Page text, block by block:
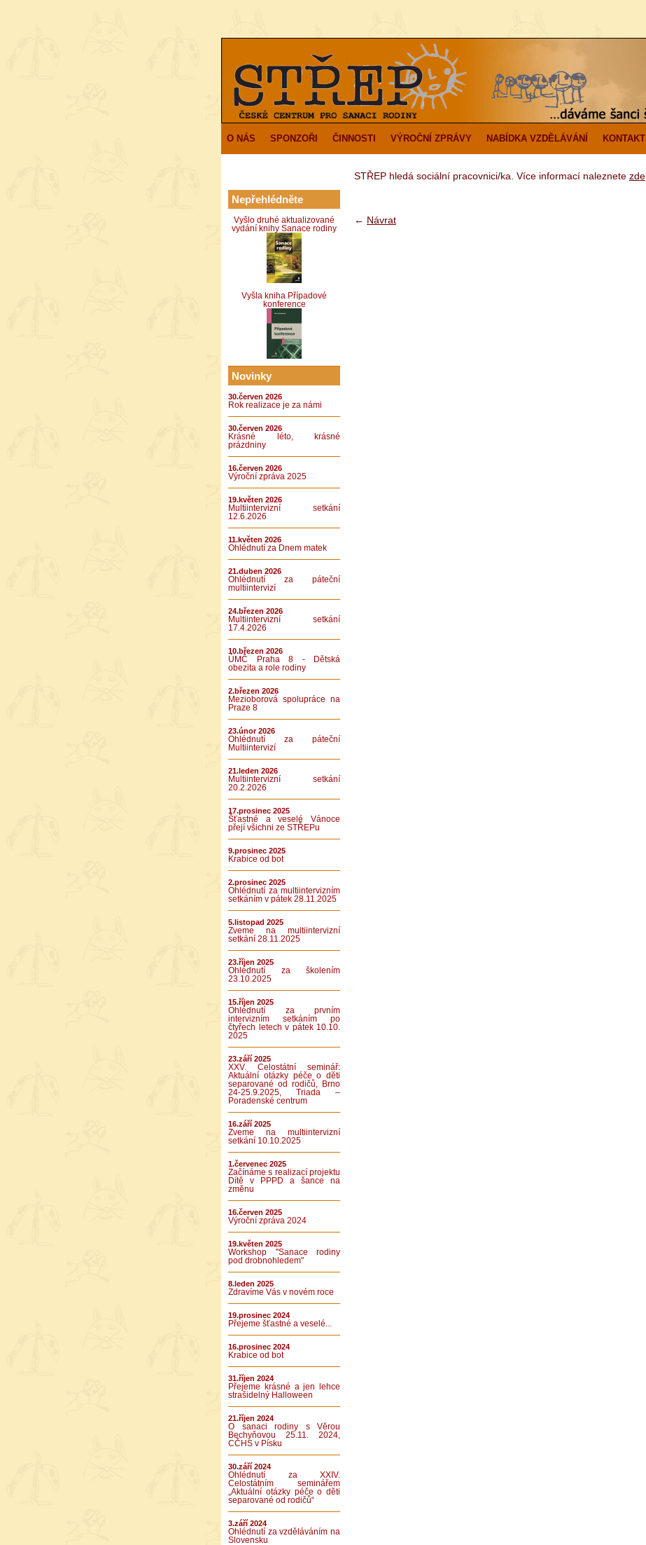
O NÁS SPONZOŘI ČINNOSTI VÝROČNÍ ZPRÁVY NABÍDKA VZDĚLÁVÁNÍ KONTAKT
Nepřehlédněte
Vyšlo druhé aktualizované
vydání knihy Sanace rodiny
Vyšla kniha Případové
konference
Novinky
30.červen 2026
Rok realizace je za námi
30.červen 2026
Krásné léto, krásné
prázdniny
16.červen 2026
Výroční zpráva 2025
19.květen 2026
Multiintervizní setkání
12.6.2026
11.květen 2026
Ohlédnutí za Dnem matek
21.duben 2026
Ohlédnutí za páteční
multiintervizí
24.březen 2026
Multiintervizní setkání
17.4.2026
10.březen 2026
ÚMČ Praha 8 - Dětská
obezita a role rodiny
2.březen 2026
Mezioborová spolupráce na
Praze 8
23.únor 2026
Ohlédnutí za páteční
Multiintervizí
21.leden 2026
Multiintervizní setkání
20.2.2026
17.prosinec 2025
Šťastné a veselé Vánoce
přejí všichni ze STŘEPu
9.prosinec 2025
Krabice od bot
2.prosinec 2025
Ohlédnutí za multiintervizním
setkáním v pátek 28.11.2025
5.listopad 2025
Zveme na multiintervizní
setkání 28.11.2025
23.říjen 2025
Ohlédnutí za školením
23.10.2025
15.říjen 2025
Ohlédnutí za prvním
intervizním setkáním po
čtyřech letech v pátek 10.10.
2025
23.září 2025
XXV. Celostátní seminář:
Aktuální otázky péče o děti
separované od rodičů, Brno
24-25.9.2025, Triada –
Poradenské centrum
16.září 2025
Zveme na multiintervizní
setkání 10.10.2025
1.červenec 2025
Začínáme s realizací projektu
Dítě v PPPD a šance na
změnu
16.červen 2025
Výroční zpráva 2024
19.květen 2025
Workshop "Sanace rodiny
pod drobnohledem"
8.leden 2025
Zdravíme Vás v novém roce
19.prosinec 2024
Přejeme šťastné a veselé...
16.prosinec 2024
Krabice od bot
31.říjen 2024
Přejeme krásné a jen lehce
strašidelný Halloween
21.říjen 2024
O sanaci rodiny s Věrou
Bechyňovou 25.11. 2024,
CČHS v Písku
30.září 2024
Ohlédnutí za XXIV.
Celostátním seminářem
„Aktuální otázky péče o děti
separované od rodičů“
3.září 2024
Ohlédnutí za vzděláváním na
Slovensku
STŘEP hledá sociální pracovnici/ka. Více informací naleznete zde
← Návrat